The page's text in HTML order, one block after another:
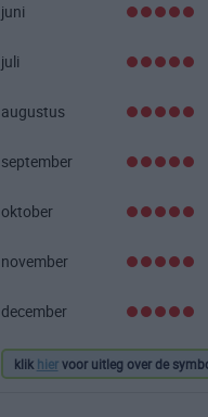
juni
juli
augustus
september
oktober
november
december
klik hiervoor uitleg over de